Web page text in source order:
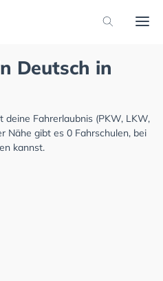
Deutsch in
Fahrerlaubnis (PKW, LKW,
Nähe gibt es 0 Fahrschulen, bei
kannst.